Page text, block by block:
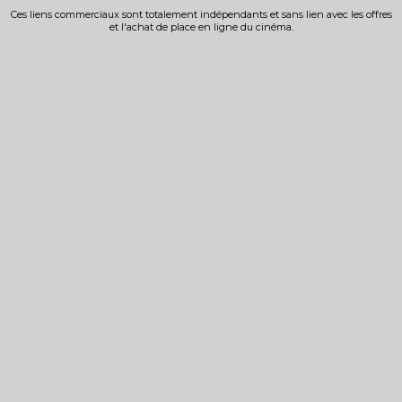
Ces liens commerciaux sont totalement indépendants et sans lien avec les offres
et l'achat de place en ligne du cinéma.